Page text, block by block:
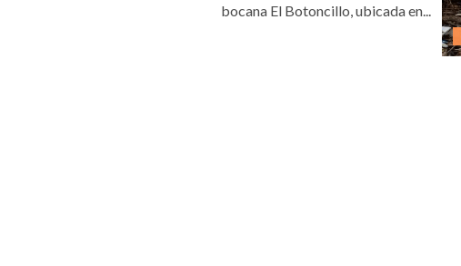
bocana El Botoncillo, ubicada en...